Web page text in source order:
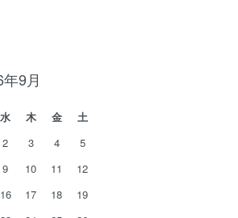
9月
水 木 金
土
2 3 4
5
9 10 11
12
16 17 18
19